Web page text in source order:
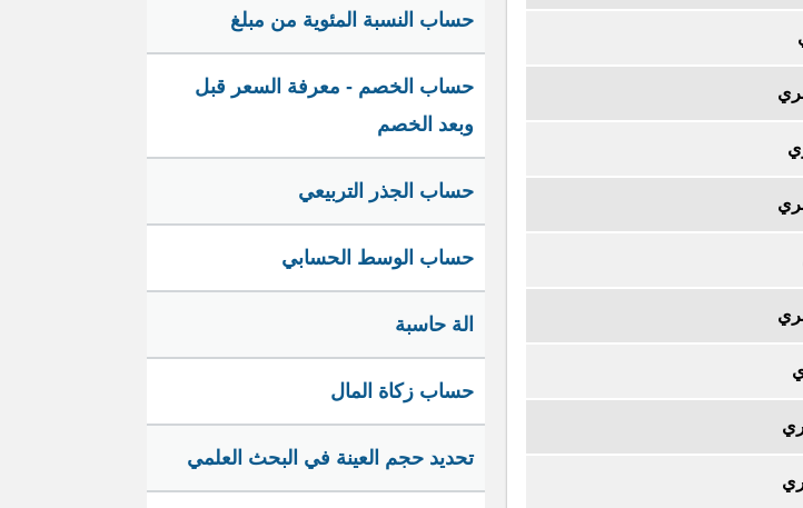
حساب النسبة المئوية من مبلغ
حساب الخصم - معرفة السعر قبل
وبعد الخصم
حساب الجذر التربيعي
حساب الوسط الحسابي
الة حاسبة
حساب زكاة المال
تحديد حجم العينة في البحث العلمي